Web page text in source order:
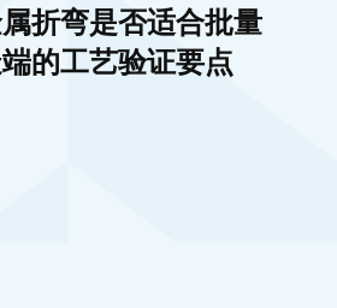
折弯是否适合批量
的工艺验证要点